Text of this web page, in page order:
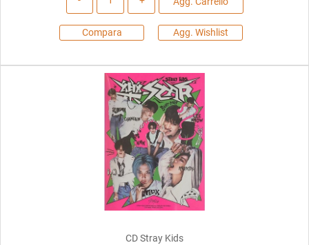
Compara Agg. Wishlist
CD Stray Kids